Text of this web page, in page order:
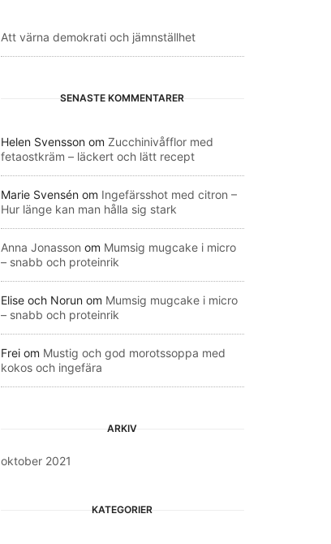
Att värna demokrati och jämnställhet
SENASTE KOMMENTARER
Helen Svensson om Zucchinivåfflor med
fetaostkräm – läckert och lätt recept
Marie Svensén om Ingefärsshot med citron –
Hur länge kan man hålla sig stark
Anna Jonasson om Mumsig mugcake i micro
– snabb och proteinrik
Elise och Norun om Mumsig mugcake i micro
– snabb och proteinrik
Frei om Mustig och god morotssoppa med
kokos och ingefära
ARKIV
oktober 2021
KATEGORIER